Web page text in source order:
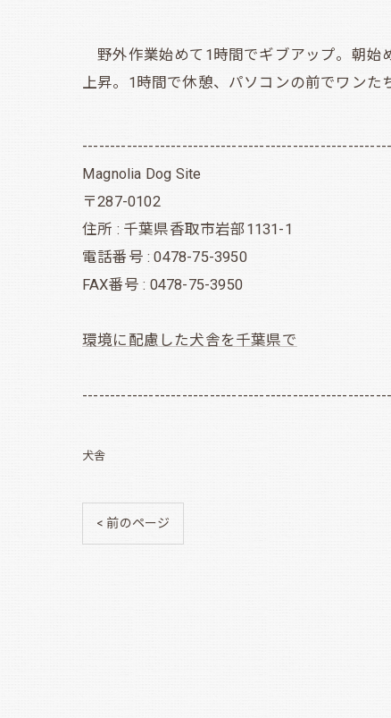
野外作業始めて1時間でギブアップ。朝始
上昇。1時間で休憩、パソコンの前でワンた
Magnolia Dog Site
〒287-0102
住所 : 千葉県香取市岩部1131-1
電話番号 : 0478-75-3950
FAX番号 : 0478-75-3950
環境に配慮した犬舎を千葉県で
犬舎
< 前のページ